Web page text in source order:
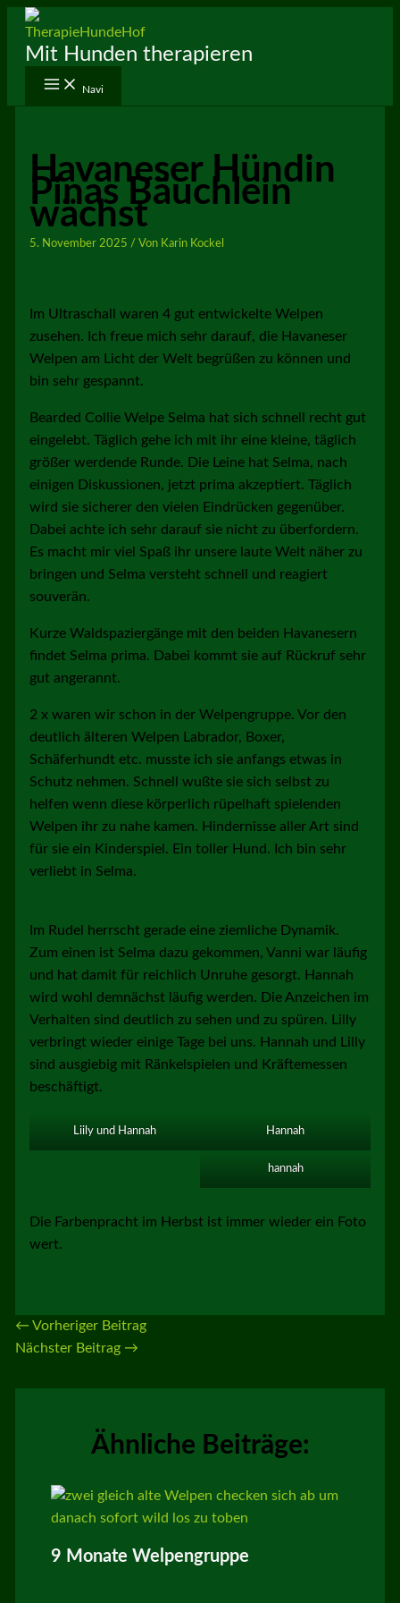
Zum
Inhalt
springen
Mit Hunden therapieren
Navi
Havaneser Hündin
Pinas Bäuchlein
wächst
5. November 2025 / Von Karin Kockel
Im Ultraschall waren 4 gut entwickelte Welpen
zusehen. Ich freue mich sehr darauf, die Havaneser
Welpen am Licht der Welt begrüßen zu können und
bin sehr gespannt.
Bearded Collie Welpe Selma hat sich schnell recht gut
eingelebt. Täglich gehe ich mit ihr eine kleine, täglich
größer werdende Runde. Die Leine hat Selma, nach
einigen Diskussionen, jetzt prima akzeptiert. Täglich
wird sie sicherer den vielen Eindrücken gegenüber.
Dabei achte ich sehr darauf sie nicht zu überfordern.
Es macht mir viel Spaß ihr unsere laute Welt näher zu
bringen und Selma versteht schnell und reagiert
souverän.
Kurze Waldspaziergänge mit den beiden Havanesern
findet Selma prima. Dabei kommt sie auf Rückruf sehr
gut angerannt.
2 x waren wir schon in der Welpengruppe. Vor den
deutlich älteren Welpen Labrador, Boxer,
Schäferhundt etc. musste ich sie anfangs etwas in
Schutz nehmen. Schnell wußte sie sich selbst zu
helfen wenn diese körperlich rüpelhaft spielenden
Welpen ihr zu nahe kamen. Hindernisse aller Art sind
für sie ein Kinderspiel. Ein toller Hund. Ich bin sehr
verliebt in Selma.
Im Rudel herrscht gerade eine ziemliche Dynamik.
Zum einen ist Selma dazu gekommen, Vanni war läufig
und hat damit für reichlich Unruhe gesorgt. Hannah
wird wohl demnächst läufig werden. Die Anzeichen im
Verhalten sind deutlich zu sehen und zu spüren. Lilly
verbringt wieder einige Tage bei uns. Hannah und Lilly
sind ausgiebig mit Ränkelspielen und Kräftemessen
beschäftigt.
Liily und Hannah Hannah
hannah
Die Farbenpracht im Herbst ist immer wieder ein Foto
wert.
← Vorheriger Beitrag
Nächster Beitrag →
Ähnliche Beiträge:
9 Monate Welpengruppe